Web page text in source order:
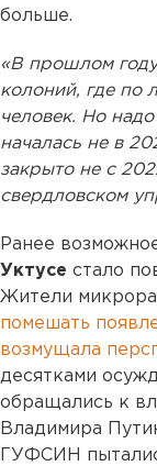
больше.
«В прошлом
колоний, где по
человек. Но
началась не в
закрыто не с
свердловском
Ранее
Уктусе стало
Жители
помешать
возмущала
десятками
обращались к
Владимира
ГУФСИН